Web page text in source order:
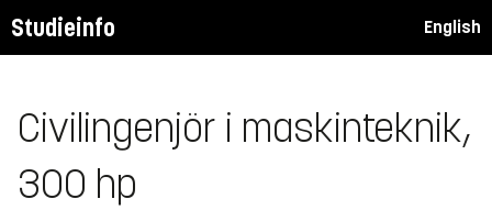
Studieinfo English
Civilingenjör i maskinteknik,
300 hp